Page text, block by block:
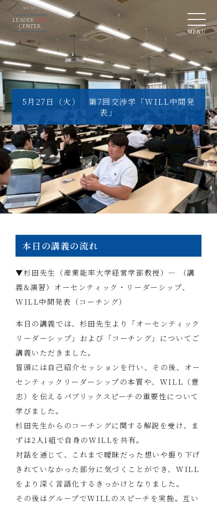
KEIO
LEADERSHIP
CENTER
MENU
5月27日（火） 第7回交渉学「WILL中間発
表」
本日の講義の流れ
▼杉田先生（産業能率大学経営学部教授）― （講
義&演習）オーセンティック・リーダーシップ、
WILL中間発表（コーチング）
本日の講義では、杉田先生より「オーセンティック
リーダーシップ」および「コーチング」についてご
講義いただきました。
冒頭には自己紹介セッションを行い、その後、オー
センティックリーダーシップの本質や、WILL（意
志）を伝えるパブリックスピーチの重要性について
学びました。
杉田先生からのコーチングに関する解説を受け、ま
ずは2人1組で自身のWILLを共有。
対話を通じて、これまで曖昧だった想いや掘り下げ
きれていなかった部分に気づくことができ、WILL
をより深く言語化するきっかけとなりました。
その後はグループでWILLのスピーチを実施。互い